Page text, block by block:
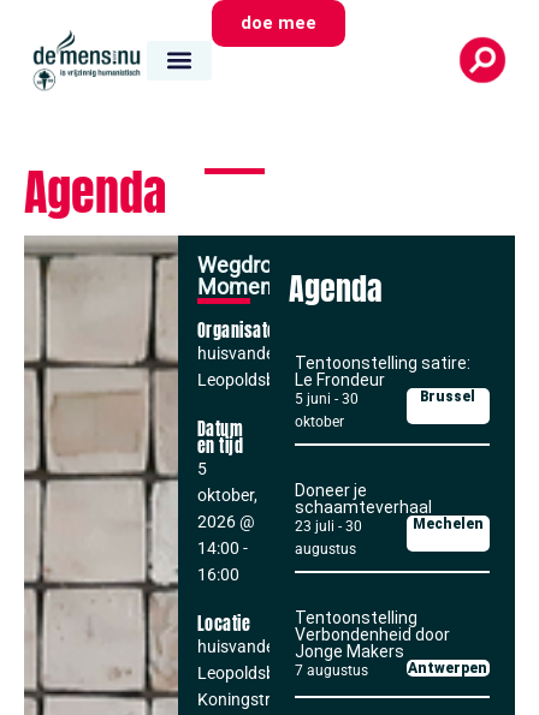
doe mee
Agenda
Wegdroom
Momenten
Organisator
huisvandemens
Leopoldsburg
Datum
en tijd
5
oktober,
2026@
14:00 -
16:00
Locatie
huisvandeMens
Leopoldsburg
Koningstraat
Agenda
Tentoonstelling satire:
Le Frondeur
5 juni - 30
oktober
Brussel
Doneer je
schaamteverhaal
23 juli - 30
augustus
Mechelen
Tentoonstelling
Verbondenheid door
Jonge Makers
7 augustus Antwerpen